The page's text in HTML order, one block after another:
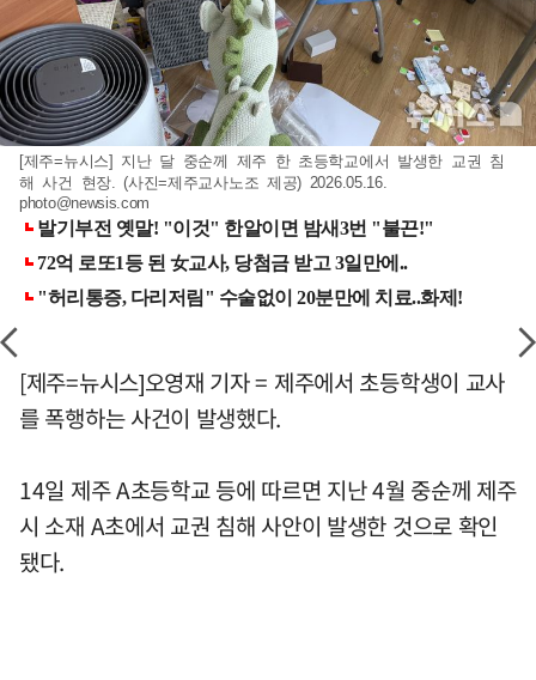
[제주=뉴시스] 지난 달 중순께 제주 한 초등학교에서 발생한 교권 침
해 사건 현장. (사진=제주교사노조 제공) 2026.05.16.
photo@newsis.com
[제주=뉴시스]오영재 기자 = 제주에서 초등학생이 교사
를 폭행하는 사건이 발생했다.
14일 제주 A초등학교 등에 따르면 지난 4월 중순께 제주
시 소재 A초에서 교권 침해 사안이 발생한 것으로 확인
됐다.